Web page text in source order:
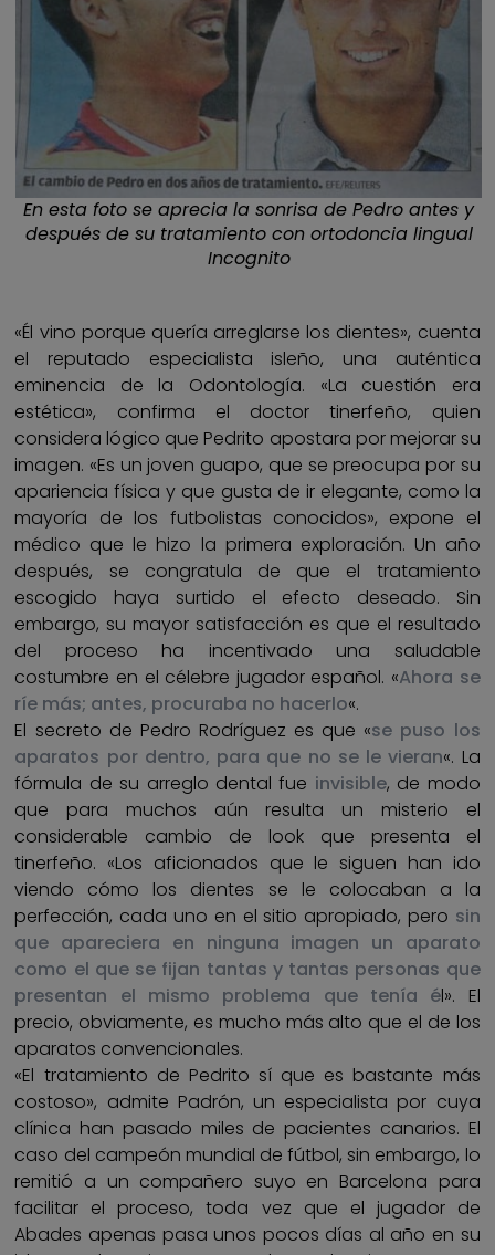
En esta foto se aprecia la sonrisa de Pedro antes y
después de su tratamiento con ortodoncia lingual
Incognito
«Él vino porque quería arreglarse los dientes», cuenta
el reputado especialista isleño, una auténtica
eminencia de la Odontología. «La cuestión era
estética», confirma el doctor tinerfeño, quien
considera lógico que Pedrito apostara por mejorar su
imagen. «Es un joven guapo, que se preocupa por su
apariencia física y que gusta de ir elegante, como la
mayoría de los futbolistas conocidos», expone el
médico que le hizo la primera exploración. Un año
después, se congratula de que el tratamiento
escogido haya surtido el efecto deseado. Sin
embargo, su mayor satisfacción es que el resultado
del proceso ha incentivado una saludable
costumbre en el célebre jugador español. «Ahora se
ríe más; antes, procuraba no hacerlo«.
El secreto de Pedro Rodríguez es que «se puso los
aparatos por dentro, para que no se le vieran«. La
fórmula de su arreglo dental fue invisible, de modo
que para muchos aún resulta un misterio el
considerable cambio de look que presenta el
tinerfeño. «Los aficionados que le siguen han ido
viendo cómo los dientes se le colocaban a la
perfección, cada uno en el sitio apropiado, pero sin
que apareciera en ninguna imagen un aparato
como el que se fijan tantas y tantas personas que
presentan el mismo problema que tenía él». El
precio, obviamente, es mucho más alto que el de los
aparatos convencionales.
«El tratamiento de Pedrito sí que es bastante más
costoso», admite Padrón, un especialista por cuya
clínica han pasado miles de pacientes canarios. El
caso del campeón mundial de fútbol, sin embargo, lo
remitió a un compañero suyo en Barcelona para
facilitar el proceso, toda vez que el jugador de
Abades apenas pasa unos pocos días al año en su